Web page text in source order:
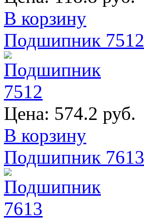
В корзину
Подшипник 7512
Цена: 574.2 руб.
В корзину
Подшипник 7613